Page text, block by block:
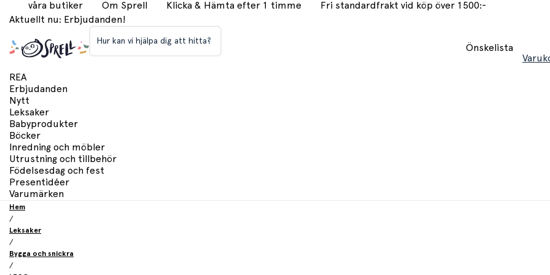
våra butiker Om Sprell Klicka & Hämta efter 1 timme
Fri standardfrakt vid köp över 1500:-
Aktuellt nu: Erbjudanden!
Hur kan vi hjälpa dig att hitta?
Önskelista
REA
Erbjudanden
Nytt
Leksaker
Babyprodukter
Böcker
Inredning och möbler
Utrustning och tillbehör
Födelsesdag och fest
Presentidéer
Varumärken
Hem
/
Leksaker
/
Bygga och snickra
/